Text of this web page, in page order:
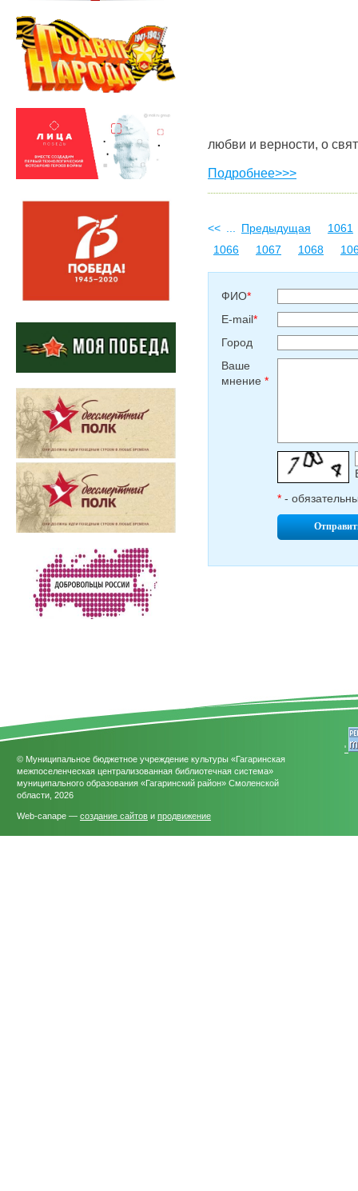
любви и верности, о
Подробнее>>>
<< Предыдущая
1061
1066
1067 1068
ФИО*
E-mail*
Город
Ваше
мнение *
* -
© Муниципальное бюджетное учреждение культуры «Гагаринская
межпоселенческая централизованная библиотечная система»
муниципального образования «Гагаринский район» Смоленской
области, 2026
Web-canape — создание сайтов и продвижение
'